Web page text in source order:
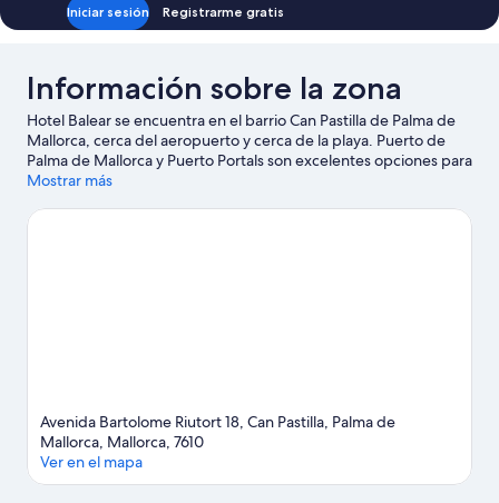
Iniciar sesión Registrarme gratis
Información sobre la zona
Hotel Balear se encuentra en el barrio Can Pastilla de Palma de
Mallorca, cerca del aeropuerto y cerca de la playa. Puerto de
Palma de Mallorca y Puerto Portals son excelentes opciones para
los que buscan unas vacaciones activas, pero si prefieres
lo que necesitas. ¿Te apetece disfrutar de un evento especial?
Mostrar más
Avenida Bartolome Riutort 18, Can Pastilla, Palma de
Mallorca, Mallorca, 7610
Ver en el mapa